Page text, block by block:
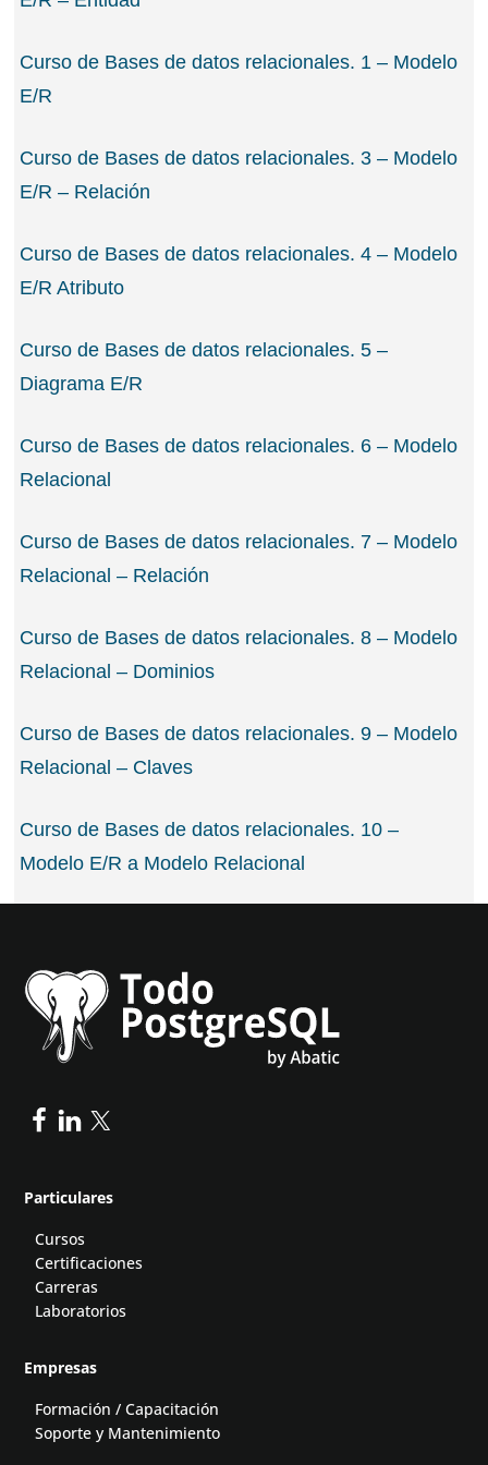
Curso de Bases de datos relacionales. 1 – Modelo
E/R
Curso de Bases de datos relacionales. 3 – Modelo
E/R – Relación
Curso de Bases de datos relacionales. 4 – Modelo
E/R Atributo
Curso de Bases de datos relacionales. 5 –
Diagrama E/R
Curso de Bases de datos relacionales. 6 – Modelo
Relacional
Curso de Bases de datos relacionales. 7 – Modelo
Relacional – Relación
Curso de Bases de datos relacionales. 8 – Modelo
Relacional – Dominios
Curso de Bases de datos relacionales. 9 – Modelo
Relacional – Claves
Curso de Bases de datos relacionales. 10 –
Modelo E/R a Modelo Relacional
Particulares
Cursos
Certificaciones
Carreras
Laboratorios
Empresas
Formación / Capacitación
Soporte y Mantenimiento